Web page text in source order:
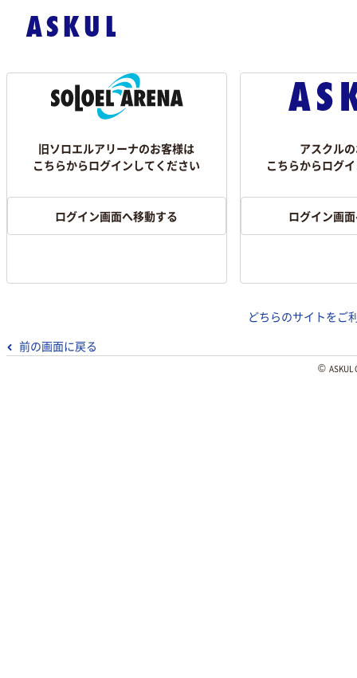
旧ソロエルアリーナのお客様は
こちらからログインしてください
ログイン画面へ移動する
アスクル
こちらからログ
ログイン画
どちらのサイトをご
前の画面に戻る
©